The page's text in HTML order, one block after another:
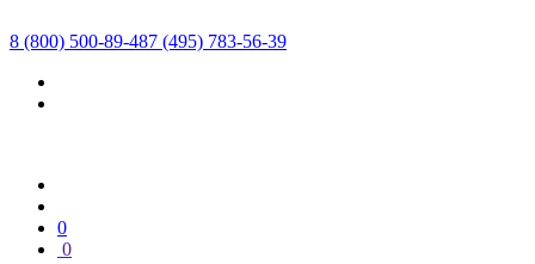
8 (800) 500-89-487 (495) 783-56-39
0
0